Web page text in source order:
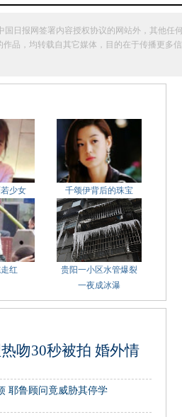
日报网签署内容授权协议的网站外，其他任
品，均转载自其它媒体，目的在于传播更
少女 千颂伊背后的珠宝
红
贵阳一小区水管爆裂
一夜成冰瀑
吻30秒被拍 婚外情
耶鲁顾问竟威胁其停学